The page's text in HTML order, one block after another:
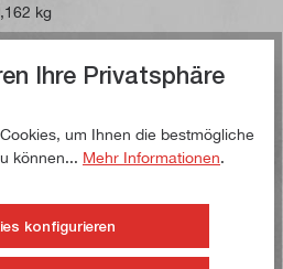
kg
A (rund) ausgeführt. Durch
er sich hervorragend zu
2
Ihre Privatsphäre
um Ihnen die bestmögliche
können... Mehr Informationen.
konfigurieren